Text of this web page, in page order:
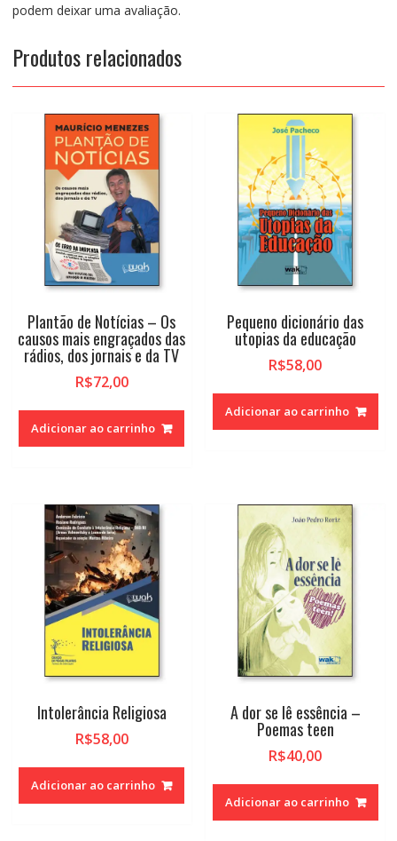
podem deixar uma avaliação.
Produtos relacionados
Plantão de Notícias – Os
causos mais engraçados das
rádios, dos jornais e da TV
R$72,00
Adicionar ao carrinho
Pequeno dicionário das
utopias da educação
R$58,00
Adicionar ao carrinho
Intolerância Religiosa
R$58,00
Adicionar ao carrinho
A dor se lê essência –
Poemas teen
R$40,00
Adicionar ao carrinho